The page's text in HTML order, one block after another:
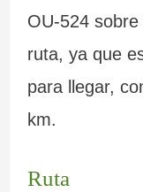
OU-524
ruta, ya que
para llegar,
km.
Ruta